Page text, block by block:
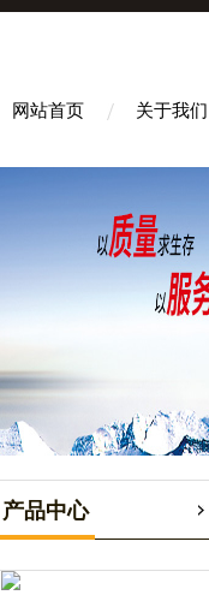
网站首页 关于我们
产品中心